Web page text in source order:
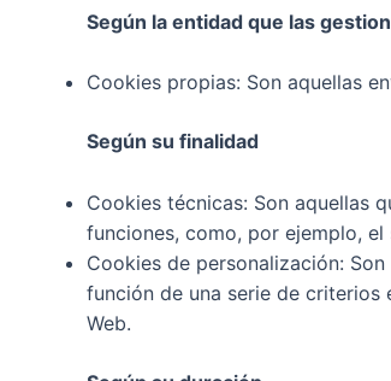
Según la entidad que las
Cookies propias: Son aquellas
Según su finalidad
Cookies técnicas: Son aquellas
funciones, como, por ejemplo,
Cookies de personalización:
función de una serie de
Web.